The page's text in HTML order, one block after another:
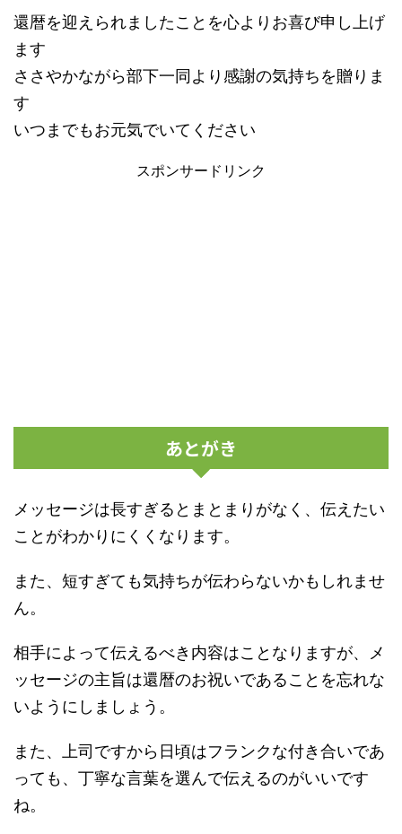
還暦を迎えられましたことを心よりお喜び申し上げ
ます
ささやかながら部下一同より感謝の気持ちを贈りま
す
いつまでもお元気でいてください
スポンサードリンク
あとがき
メッセージは長すぎるとまとまりがなく、伝えたい
ことがわかりにくくなります。
また、短すぎても気持ちが伝わらないかもしれませ
ん。
相手によって伝えるべき内容はことなりますが、メ
ッセージの主旨は還暦のお祝いであることを忘れな
いようにしましょう。
また、上司ですから日頃はフランクな付き合いであ
っても、丁寧な言葉を選んで伝えるのがいいです
ね。